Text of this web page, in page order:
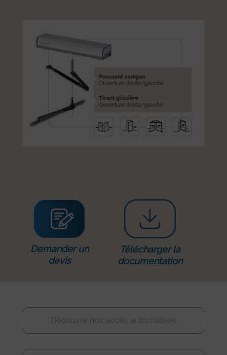
Demander un
devis
Télécharger la
documentation
Découvrir nos accès automatisés